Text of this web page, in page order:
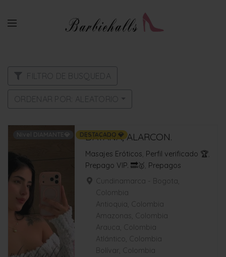
FILTRO DE BUSQUEDA
ORDENAR POR: ALEATORIO
DAYANA, ALARCON.
Masajes Eróticos Perfil verificado 🏆,
Prepago VIP. 🔜🥇 Prepagos
Cundinamarca - Bogota,
Colombia
Antioquia, Colombia
Amazonas, Colombia
Arauca, Colombia
Atlántico, Colombia
Bolívar, Colombia
DESTACADO 💎